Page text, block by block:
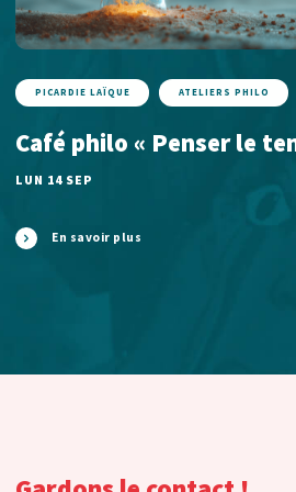
PICARDIE LAÏQUE ATELIERS PHILO
Café philo « Penser le
LUN 14 SEP
En savoir plus